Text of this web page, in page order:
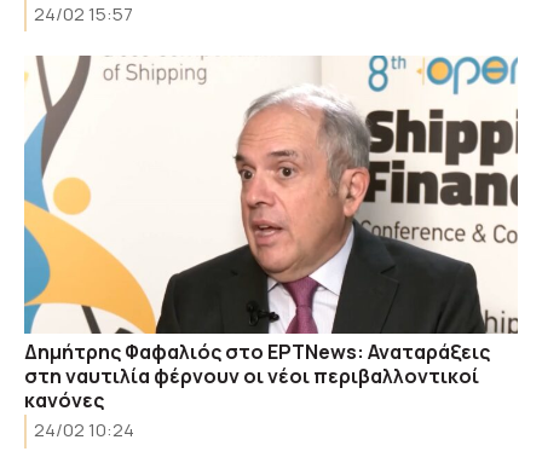
24/02 15:57
Δημήτρης Φαφαλιός στο EΡΤΝews: Αναταράξεις
στη ναυτιλία φέρνουν οι νέοι περιβαλλοντικοί
κανόνες
24/02 10:24